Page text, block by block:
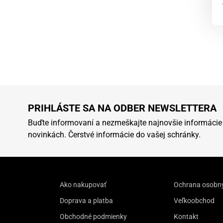
PRIHLÁSTE SA NA ODBER NEWSLETTERA
Buďte informovaní a nezmeškajte najnovšie
novinkách. Čerstvé informácie do vašej schránky.
Ako nakupovať
Doprava a platba
Obchodné podmienky
Ochrana
Veľkoobchod
Kontakt